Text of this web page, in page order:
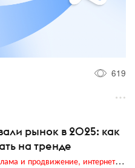
619
рынок в 2025: как
на тренде
Digital (web-дизайн, интернет-реклама и продвижение, интернет-сообщества и блоги, интернет-коммуникации, мобильный маркетинг, реклама на цифровых экранах)